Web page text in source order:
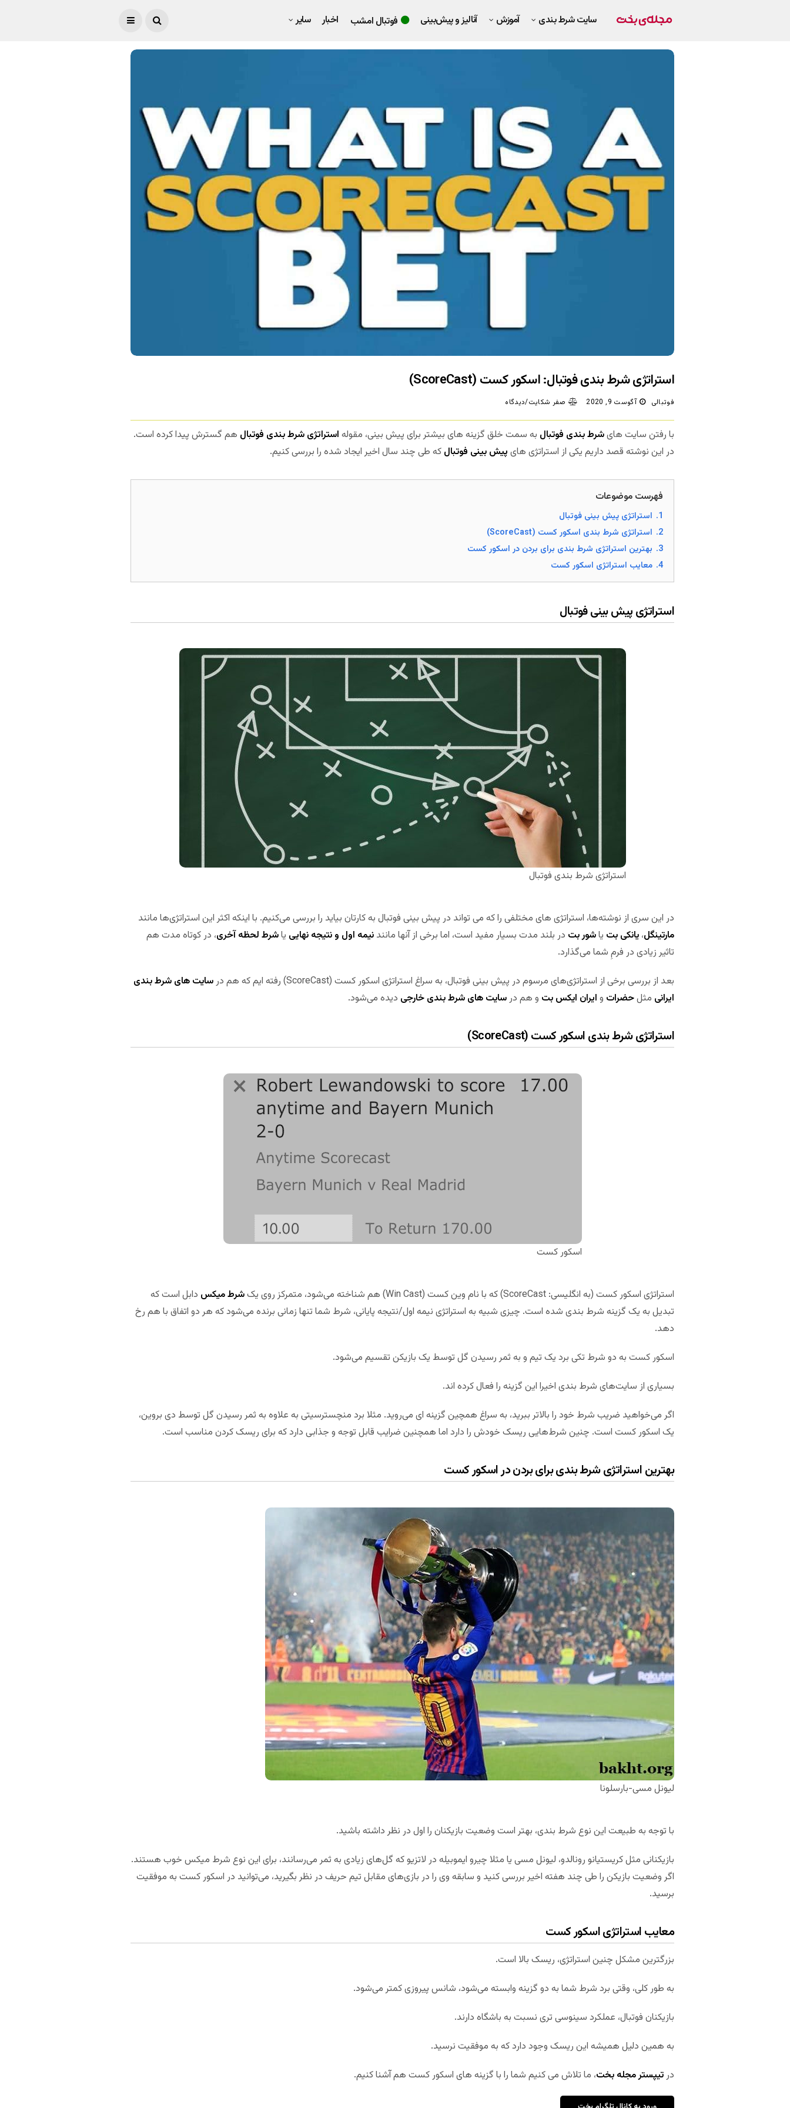
سایت شرط بندی آموزش آنالیز و پیش‌بینی فوتبال امشب اخبار سایر
استراتژی شرط بندی فوتبال: اسکور کست (ScoreCast)
فوتبالی آگوست 9, 2020 صفر شکایت/دیدگاه
با رفتن سایت هایشرط بندی فوتبال به سمت خلق گزینه های بیشتر برای پیش بینی، مقوله استراتژی شرط بندی فوتبال هم گسترش پیدا کرده است.
در این نوشته قصد داریم یکی از استراتژی های پیش بینی فوتبال که طی چند سال اخیر ایجاد شده را بررسی کنیم.
فهرست موضوعات
1. استراتژی پیش بینی فوتبال
2. استراتژی شرط بندی اسکور کست (ScoreCast)
3. بهترین استراتژی شرط بندی برای بردن در اسکور کست
4. معایب استراتژی اسکور کست
استراتژی پیش بینی فوتبال
استراتژی شرط بندی فوتبال
در این سری از نوشته‌ها، استراتژی های مختلفی را که می تواند در پیش بینی فوتبال به کارتان بیاید را بررسی می‌کنیم. با اینکه اکثر این استراتژی‌ها مانند
مارتینگل، یانکی بت یاشور بت در بلند مدت بسیار مفید است، اما برخی از آنها مانند نیمه اول و نتیجه نهایی یاشرط لحظه آخری، در کوتاه مدت هم
تاثیر زیادی در فرمِ شما می‌گذارد.
بعد از بررسی برخی از استراتژی‌های مرسوم در پیش بینی فوتبال، به سراغ استراتژی اسکور کست (ScoreCast) رفته ایم که هم در
سایت های شرط بندی
ایرانی مثلحضرات و ایران ایکس بت و هم درسایت های شرط بندی خارجی دیده می‌شود.
استراتژی شرط بندی اسکور کست (ScoreCast)
اسکور کست
استراتژی اسکور کست (به انگلیسی: ScoreCast) که با نام وین کست (Win Cast) هم شناخته می‌شود، متمرکز روی یک شرط میکس دابل است که
تبدیل به یک گزینه شرط بندی شده است. چیزی شبیه به استراتژی نیمه اول/نتیجه پایانی، شرط شما تنها زمانی برنده می‌شود که هر دو اتفاق با هم رخ
دهد.
اسکور کست به دو شرط تکی برد یک تیم و به ثمر رسیدن گل توسط یک بازیکن تقسیم می‌شود.
بسیاری از سایت‌های شرط بندی اخیرا این گزینه را فعال کرده اند.
اگر می‌خواهید ضریب شرط خود را بالاتر ببرید، به سراغ همچین گزینه ای می‌‌روید. مثلا برد منچسترسیتی به علاوه به ثمر رسیدن گل توسط دی بروین،
یک اسکور کست است. چنین شرط‌هایی ریسک خودش را دارد اما همچنین ضرایب قابل توجه و جذابی دارد که برای ریسک کردن مناسب است.
بهترین استراتژی شرط بندی برای بردن در اسکور کست
لیونل مسی-بارسلونا
با توجه به طبیعت این نوع شرط بندی، بهتر است وضعیت بازیکنان را اول در نظر داشته باشید.
بازیکنانی مثل کریستیانو رونالدو، لیونل مسی یا مثلا چیرو ایموبیله در لاتزیو که گل‌های زیادی به ثمر می‌رسانند، برای این نوع شرط میکس خوب هستند.
اگر وضعیت بازیکن را طی چند هفته اخیر بررسی کنید و سابقه وی را در بازی‌های مقابل تیم حریف در نظر بگیرید، می‌توانید در اسکور کست به موفقیت
برسید.
معایب استراتژی اسکور کست
بزرگترین مشکل چنین استراتژی، ریسک بالا است.
به طور کلی، وقتی برد شرط شما به دو گزینه وابسته می‌شود، شانس پیروزی کمتر می‌شود.
بازیکنان فوتبال، عملکرد سینوسی تری نسبت به باشگاه دارند.
به همین دلیل همیشه این ریسک وجود دارد که به موفقیت نرسید.
در تیپستر مجله بخت، ما تلاش می کنیم شما را با گزینه های اسکور کست هم آشنا کنیم.